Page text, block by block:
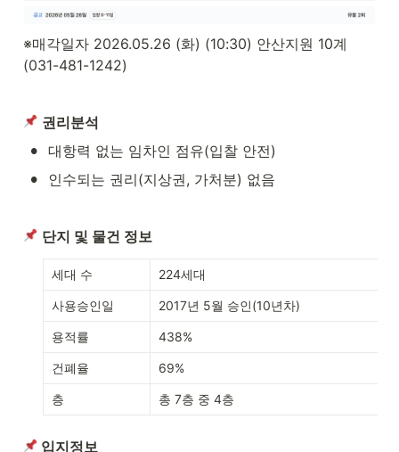
※매각일자 2026.05.26 (화) (10:30) 안산지원 10계
(031-481-1242)
권리분석
• 대항력 없는 임차인 점유(입찰 안전)
• 인수되는 권리(지상권, 가처분) 없음
단지 및 물건 정보
세대 수 224세대
사용승인일 2017년 5월 승인(10년차)
용적률 438%
건폐율 69%
층 총 7층 중 4층
입지정보